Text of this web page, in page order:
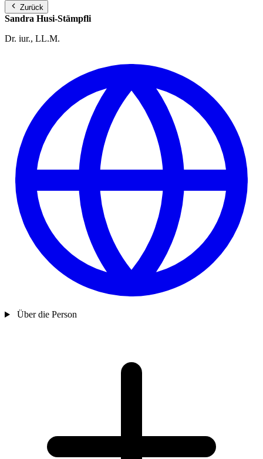
Zurück
Sandra Husi-Stämpfli
Dr. iur., LL.M.
Über die Person